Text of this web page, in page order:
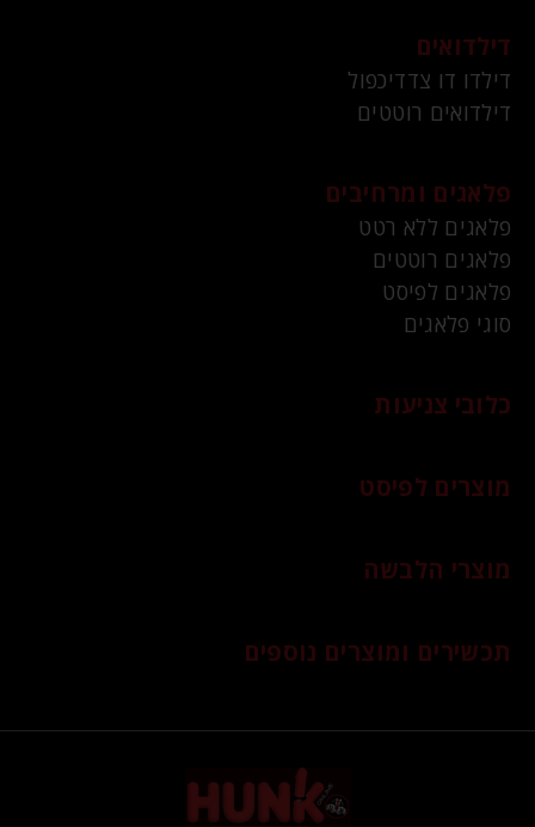
דילדואים
דילדו דו צדדיכפול
דילדואים רוטטים
פלאגים ומרחיבים
פלאגים ללא רטט
פלאגים רוטטים
פלאגים לפיסט
סוגי פלאגים
כלובי צניעות
מוצרים לפיסט
מוצרי הלבשה
תכשירים ומוצרים נוספים